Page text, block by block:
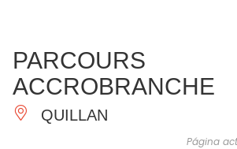
IMPRESCINDIBLES
HACER
PARCOURS
ACCROBRANCHE
QUILLAN
Página